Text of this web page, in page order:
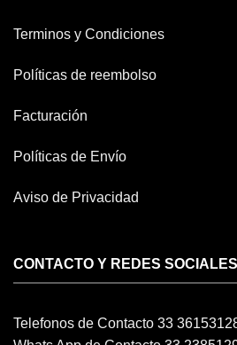
Terminos y Condiciones
Políticas de reembolso
Facturación
Políticas de Envío
Aviso de Privacidad
CONTACTO Y REDES SOCIALES
Telefonos de Contacto 33